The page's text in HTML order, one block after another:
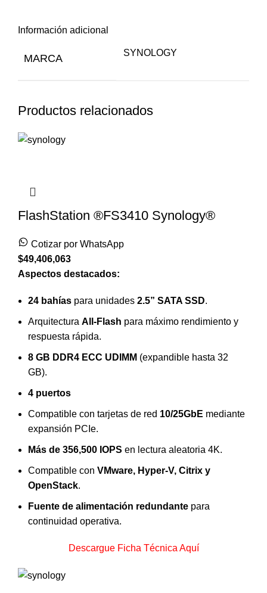
Información adicional
MARCA SYNOLOGY
Productos relacionados
FlashStation ®FS3410 Synology®
Cotizar por WhatsApp
$49,406,063
Aspectos destacados:
24 bahías para unidades 2.5” SATA SSD.
Arquitectura All-Flash para máximo rendimiento y
respuesta rápida.
8 GB DDR4 ECC UDIMM (expandible hasta 32
GB).
4 puertos
Compatible con tarjetas de red 10/25GbE mediante
expansión PCIe.
Más de 356,500 IOPS en lectura aleatoria 4K.
Compatible con VMware, Hyper-V, Citrix y
OpenStack.
Fuente de alimentación redundante para
continuidad operativa.
Descargue Ficha Técnica Aquí